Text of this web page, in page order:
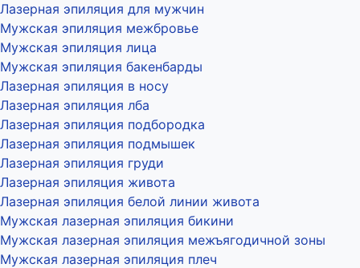
Лазерная эпиляция для мужчин
Мужская эпиляция межбровье
Мужская эпиляция лица
Мужская эпиляция бакенбарды
Лазерная эпиляция в носу
Лазерная эпиляция лба
Лазерная эпиляция подбородка
Лазерная эпиляция подмышек
Лазерная эпиляция груди
Лазерная эпиляция живота
Лазерная эпиляция белой линии живота
Мужская лазерная эпиляция бикини
Мужская лазерная эпиляция межъягодичной зоны
Мужская лазерная эпиляция плеч